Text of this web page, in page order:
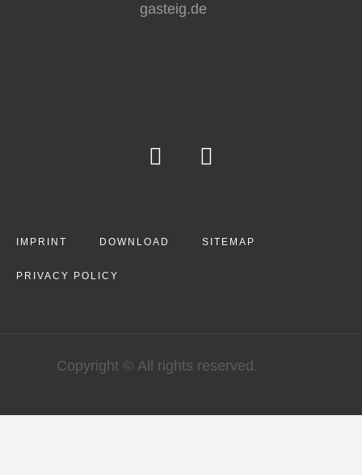
gasteig.de
IMPRINT DOWNLOAD SITEMAP
PRIVACY POLICY
Copyright © All rights reserved.